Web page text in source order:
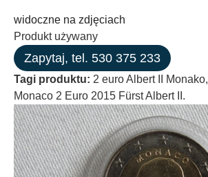
widoczne na zdjęciach
Produkt używany
Zapytaj, tel. 530 375 233
Tagi produktu: 2 euro Albert II Monako,
Monaco 2 Euro 2015 Fürst Albert II.